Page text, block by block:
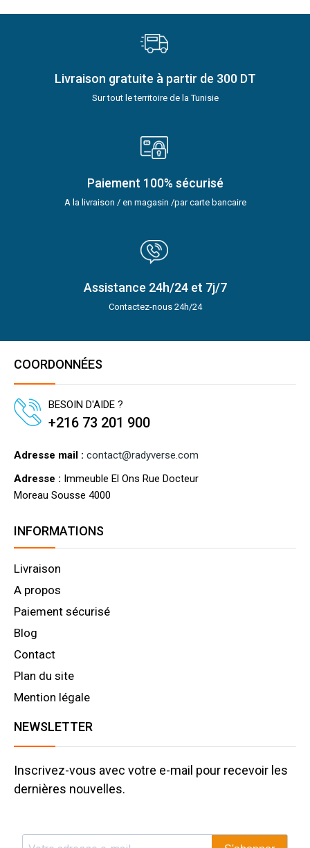
Livraison gratuite à partir de 300 DT
Sur tout le territoire de la Tunisie
Paiement 100% sécurisé
A la livraison / en magasin /par carte bancaire
Assistance 24h/24 et 7j/7
Contactez-nous 24h/24
COORDONNÉES
BESOIN D'AIDE ?
+216 73 201 900
Adresse mail : contact@radyverse.com
Adresse : Immeuble El Ons Rue Docteur
Moreau Sousse 4000
INFORMATIONS
Livraison
A propos
Paiement sécurisé
Blog
Contact
Plan du site
Mention légale
NEWSLETTER
Inscrivez-vous avec votre e-mail pour recevoir les
dernières nouvelles.